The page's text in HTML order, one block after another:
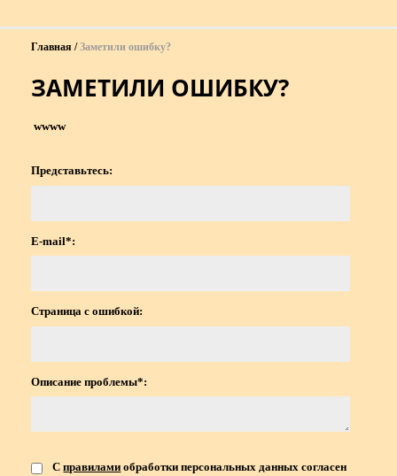
Главная Заметили ошибку?
ЗАМЕТИЛИ ОШИБКУ?
wwww
Представьтесь:
E-mail*:
Страница с ошибкой:
Описание проблемы*:
Справилами обработки персональных данных согласен